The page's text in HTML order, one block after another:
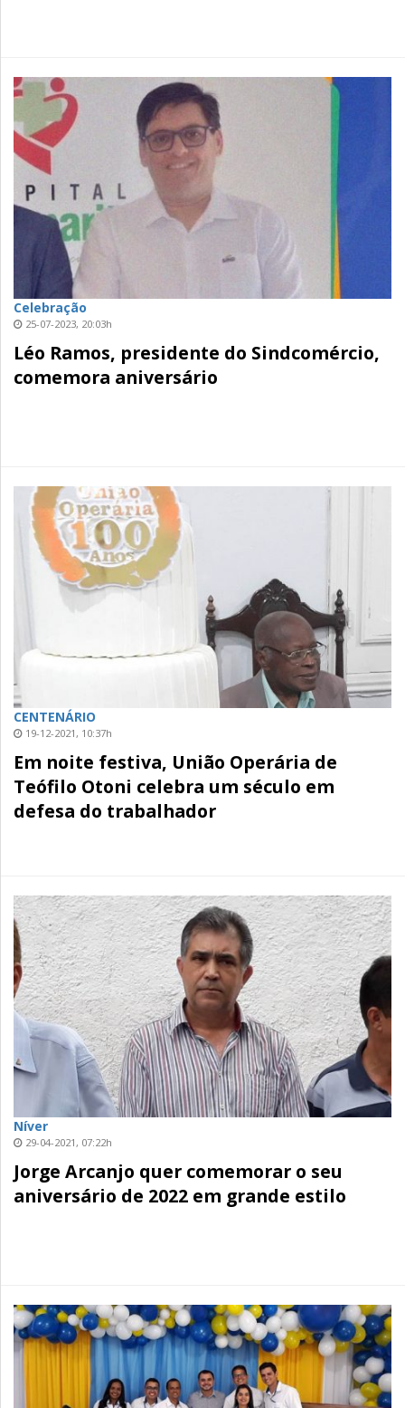
Celebração
25-07-2023, 20:03h
Léo Ramos, presidente do Sindcomércio,
comemora aniversário
CENTENÁRIO
19-12-2021, 10:37h
Em noite festiva, União Operária de
Teófilo Otoni celebra um século em
defesa do trabalhador
Níver
29-04-2021, 07:22h
Jorge Arcanjo quer comemorar o seu
aniversário de 2022 em grande estilo